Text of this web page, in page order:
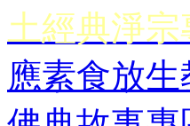
土經典淨宗
應素食放生